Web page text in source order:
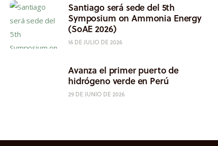
Santiago será sede del 5th
Symposium on Ammonia Energy
(SoAE 2026)
16 DE JULIO DE 2026
Avanza el primer puerto de
hidrógeno verde en Perú
29 DE JUNIO DE 2026